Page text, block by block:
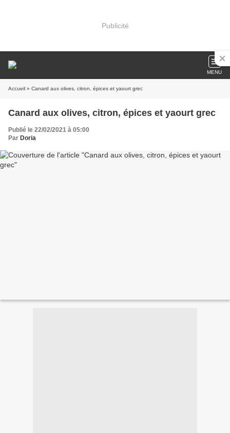
Publicité
MENU
Accueil » Canard aux olives, citron, épices et yaourt grec
Canard aux olives, citron, épices et yaourt grec
Publié le 22/02/2021 à 05:00
Par Doria